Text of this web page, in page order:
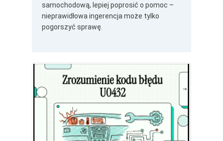
samochodową, lepiej poprosić o pomoc –
nieprawidłowa ingerencja może tylko
pogorszyć sprawę.